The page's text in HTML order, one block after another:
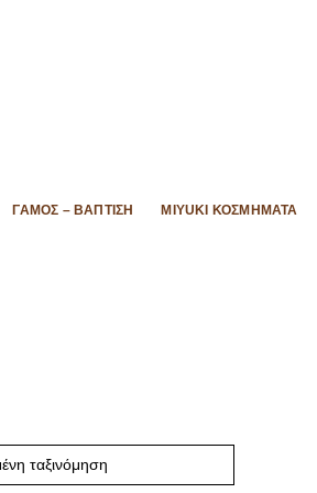
ΓΆΜΟΣ – ΒΆΠΤΙΣΗ MIYUKI ΚΟΣΜΉΜΑΤΑ